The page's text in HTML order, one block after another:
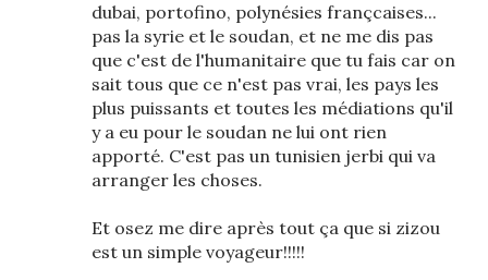
dubai, portofino, polynésies françcaises...
pas la syrie et le soudan, et ne me dis pas
que c'est de l'humanitaire que tu fais car on
sait tous que ce n'est pas vrai, les pays les
plus puissants et toutes les médiations qu'il
y a eu pour le soudan ne lui ont rien
apporté. C'est pas un tunisien jerbi qui va
arranger les choses.
Et osez me dire après tout ça que si zizou
est un simple voyageur!!!!!